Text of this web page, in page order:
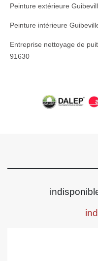
Peinture extérieure
Peinture intérieure
Entreprise nettoyage de
91630